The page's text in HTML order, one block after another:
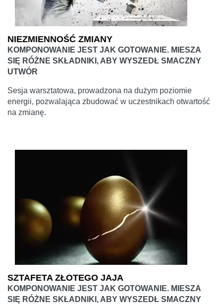
NIEZMIENNOŚĆ ZMIANY
KOMPONOWANIE JEST JAK GOTOWANIE. MIESZA
SIĘ RÓŻNE SKŁADNIKI, ABY WYSZEDŁ SMACZNY
UTWÓR
Sesja warsztatowa, prowadzona na dużym poziomie
energii, pozwalająca zbudować w uczestnikach otwartość
na zmianę.
SZTAFETA ZŁOTEGO JAJA
KOMPONOWANIE JEST JAK GOTOWANIE. MIESZA
SIĘ RÓŻNE SKŁADNIKI, ABY WYSZEDŁ SMACZNY